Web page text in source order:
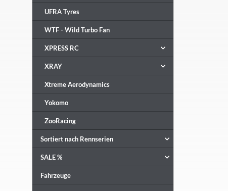
UFRA Tyres
WTF - Wild Turbo Fan
XPRESS RC
XRAY
Xtreme Aerodynamics
Yokomo
ZooRacing
Sortiert nach Rennserien
SALE %
Fahrzeuge